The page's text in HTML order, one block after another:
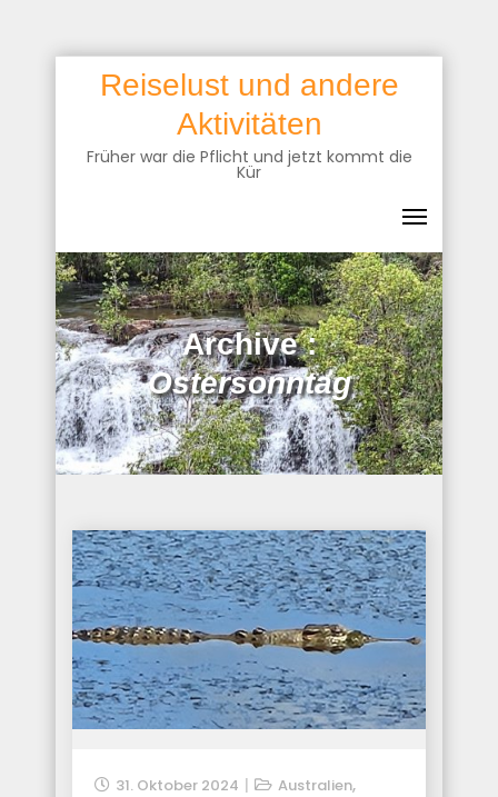
Reiselust und andere
Aktivitäten
Früher war die Pflicht und jetzt kommt die
Kür
Archive :
Ostersonntag
31. Oktober 2024 Australien,